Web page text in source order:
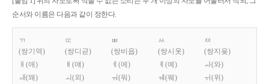
순서와 이름은 다음과 같이 정한다.
ㄲ
(쌍기역)
ㄸ
(쌍디귿)
ㅃ
(쌍비읍)
ㅆ
(쌍시옷)
ㅉ
(쌍지읒)
ㅐ(애)
ㅒ(얘) ㅔ(에) ㅖ(예)
ㅘ(와)
ㅙ(왜)
ㅚ(외) ㅝ(워) ㅞ(웨)
ㅟ(위)